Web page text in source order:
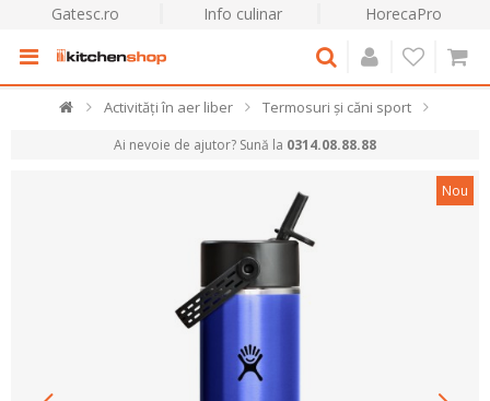
Gatesc.ro Info culinar HorecaPro
Activități în aer liber Termosuri și căni sport
Ai nevoie de ajutor? Sună la 0314.08.88.88
Nou